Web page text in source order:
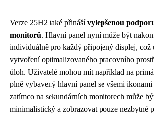
Verze 25H2 také přinášívylepšenou
monitorů. Hlavní panel nyní může být
individuálně pro každý připojený displej, což
vytvoření optimalizovaného pracovního
úloh. Uživatelé mohou mít například na
plně vybavený hlavní panel se všemi ikonami
zatímco na sekundárních monitorech může
minimalistický a zobrazovat pouze nezbytné